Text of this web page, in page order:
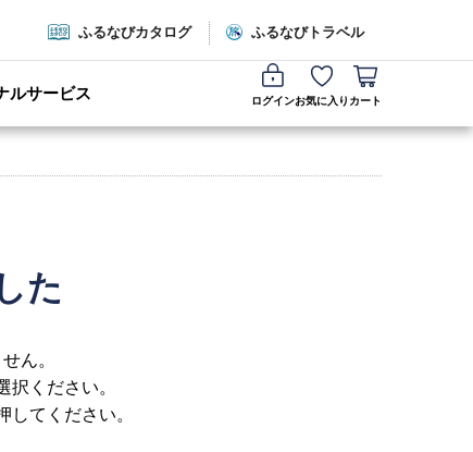
ふるなびカタログ ふるなびトラベル
ルサービス ログインお気に入り カート
た
ん。
ください。
てください。